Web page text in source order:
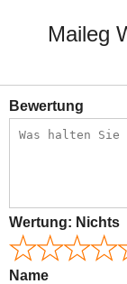
Maileg
Bewertung
Wertung: Nichts
Name